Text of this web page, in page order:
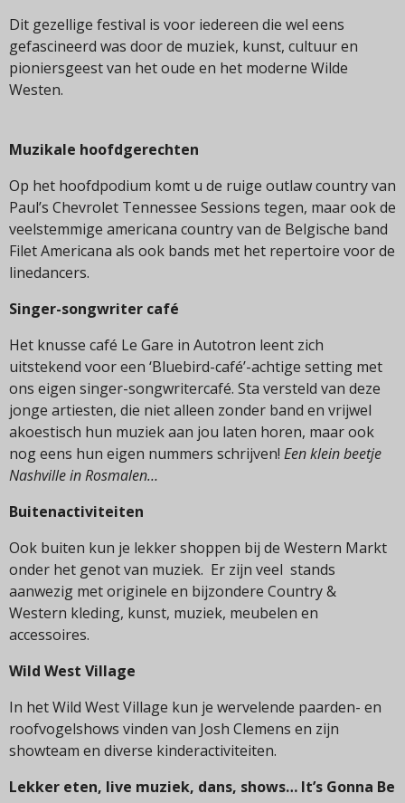
Dit gezellige festival is voor iedereen die wel eens
gefascineerd was door de muziek, kunst, cultuur en
pioniersgeest van het oude en het moderne Wilde
Westen.
Muzikale hoofdgerechten
Op het hoofdpodium komt u de ruige outlaw country van
Paul’s Chevrolet Tennessee Sessions tegen, maar ook de
veelstemmige americana country van de Belgische band
Filet Americana als ook bands met het repertoire voor de
linedancers.
Singer-songwriter café
Het knusse café Le Gare in Autotron leent zich
uitstekend voor een ‘Bluebird-café’-achtige setting met
ons eigen singer-songwritercafé. Sta versteld van deze
jonge artiesten, die niet alleen zonder band en vrijwel
akoestisch hun muziek aan jou laten horen, maar ook
nog eens hun eigen nummers schrijven! Een klein beetje
Nashville in Rosmalen…
Buitenactiviteiten
Ook buiten kun je lekker shoppen bij de Western Markt
onder het genot van muziek. Er zijn veel stands
aanwezig met originele en bijzondere Country &
Western kleding, kunst, muziek, meubelen en
accessoires.
Wild West Village
In het Wild West Village kun je wervelende paarden- en
roofvogelshows vinden van Josh Clemens en zijn
showteam en diverse kinderactiviteiten.
Lekker eten, live muziek, dans, shows… It’s Gonna Be